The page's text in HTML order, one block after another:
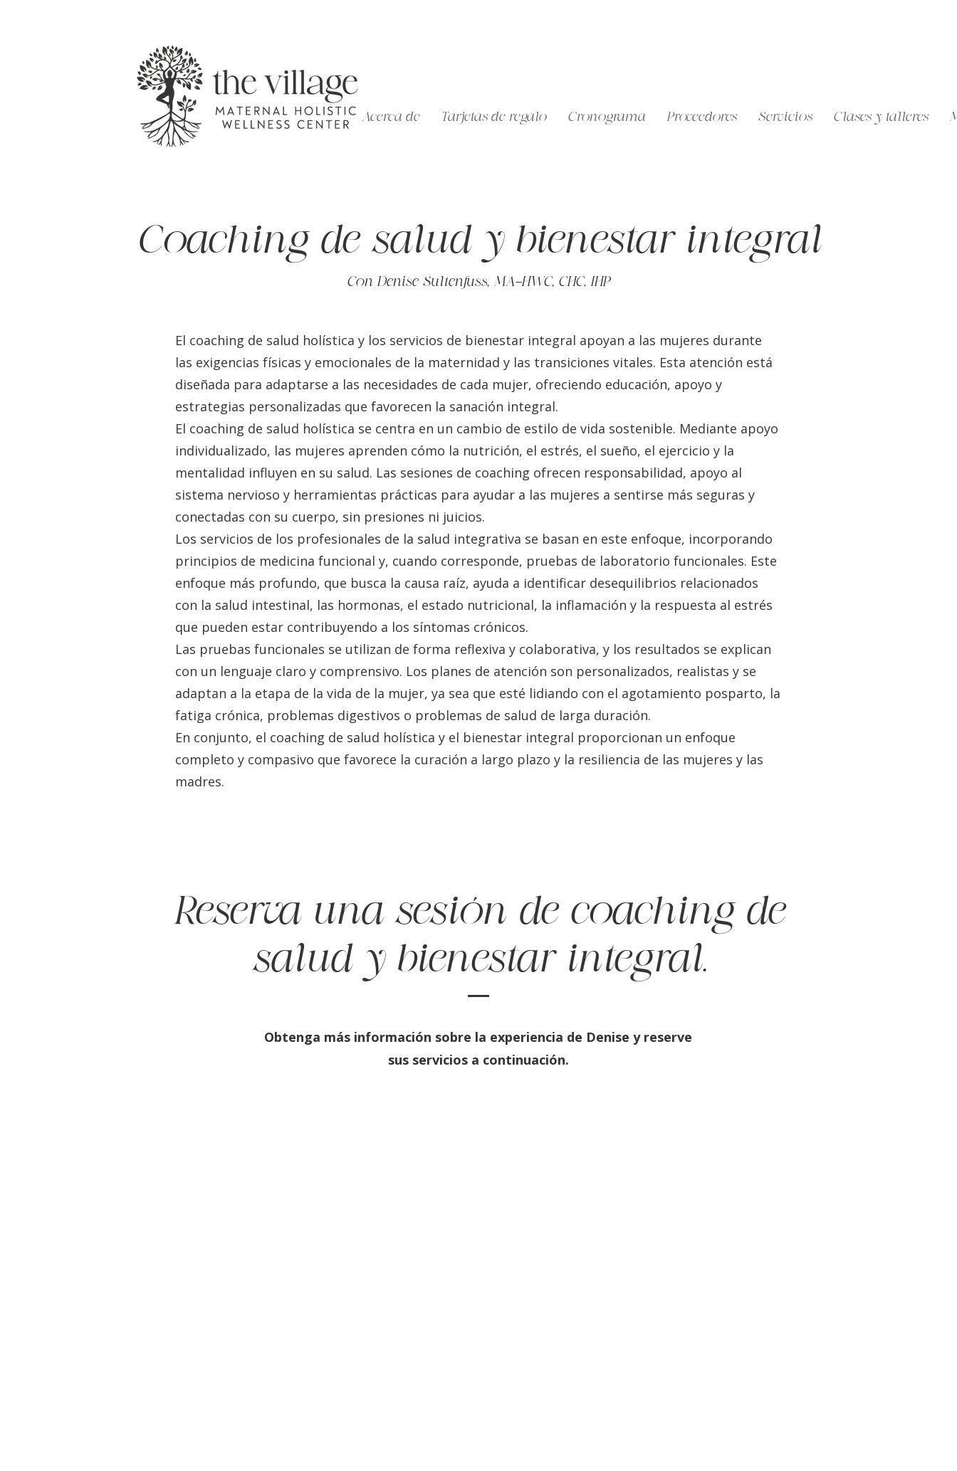
Acerca de Tarjetas de regalo Cronograma Proveedores Servicios Clases y talleres
Coaching de salud y bienestar integral
Con Denise Sultenfuss, MA-HWC, CHC, IHP
El coaching de salud holística y los servicios de bienestar integral apoyan a las mujeres durante
las exigencias físicas y emocionales de la maternidad y las transiciones vitales. Esta atención está
diseñada para adaptarse a las necesidades de cada mujer, ofreciendo educación, apoyo y
estrategias personalizadas que favorecen la sanación integral.
El coaching de salud holística se centra en un cambio de estilo de vida sostenible. Mediante apoyo
individualizado, las mujeres aprenden cómo la nutrición, el estrés, el sueño, el ejercicio y la
mentalidad influyen en su salud. Las sesiones de coaching ofrecen responsabilidad, apoyo al
sistema nervioso y herramientas prácticas para ayudar a las mujeres a sentirse más seguras y
conectadas con su cuerpo, sin presiones ni juicios.
Los servicios de los profesionales de la salud integrativa se basan en este enfoque, incorporando
principios de medicina funcional y, cuando corresponde, pruebas de laboratorio funcionales. Este
enfoque más profundo, que busca la causa raíz, ayuda a identificar desequilibrios relacionados
con la salud intestinal, las hormonas, el estado nutricional, la inflamación y la respuesta al estrés
que pueden estar contribuyendo a los síntomas crónicos.
Las pruebas funcionales se utilizan de forma reflexiva y colaborativa, y los resultados se explican
con un lenguaje claro y comprensivo. Los planes de atención son personalizados, realistas y se
adaptan a la etapa de la vida de la mujer, ya sea que esté lidiando con el agotamiento posparto, la
fatiga crónica, problemas digestivos o problemas de salud de larga duración.
En conjunto, el coaching de salud holística y el bienestar integral proporcionan un enfoque
completo y compasivo que favorece la curación a largo plazo y la resiliencia de las mujeres y las
madres.
Reserva una sesión de coaching de
salud y bienestar integral.
Obtenga más información sobre la experiencia de Denise y reserve
sus servicios a continuación.